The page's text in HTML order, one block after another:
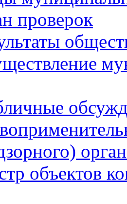
проверок
объектов